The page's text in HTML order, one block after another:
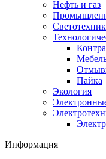
Нефть и газ
Пайка
Экология
Информация